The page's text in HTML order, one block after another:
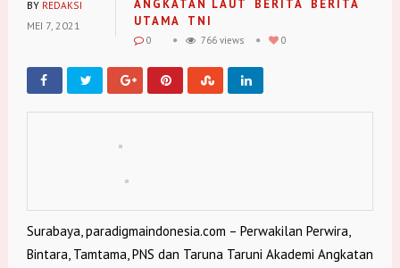
BY REDAKSI
MEI 7, 2021
ANGKATAN LAUT BERITA
BERITA
UTAMA
TNI
0 766 views 0
Surabaya, paradigmaindonesia.com – Perwakilan Perwira,
Bintara, Tamtama, PNS dan Taruna Taruni Akademi Angkatan